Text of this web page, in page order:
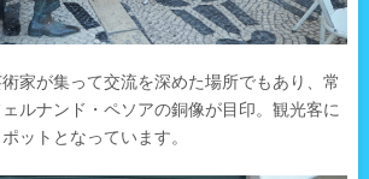
家が集って交流を深めた場所でもあり、常
ルナンド・ペソアの銅像が目印。観光客に
ットとなっています。